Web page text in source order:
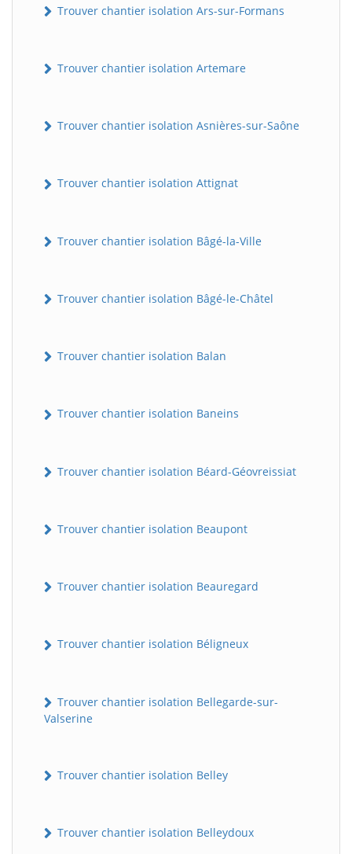
Trouver chantier isolation Ars-sur-Formans
Trouver chantier isolation Artemare
Trouver chantier isolation Asnières-sur-Saône
Trouver chantier isolation Attignat
Trouver chantier isolation Bâgé-la-Ville
Trouver chantier isolation Bâgé-le-Châtel
Trouver chantier isolation Balan
Trouver chantier isolation Baneins
Trouver chantier isolation Béard-Géovreissiat
Trouver chantier isolation Beaupont
Trouver chantier isolation Beauregard
Trouver chantier isolation Béligneux
Trouver chantier isolation Bellegarde-sur-
Valserine
Trouver chantier isolation Belley
Trouver chantier isolation Belleydoux